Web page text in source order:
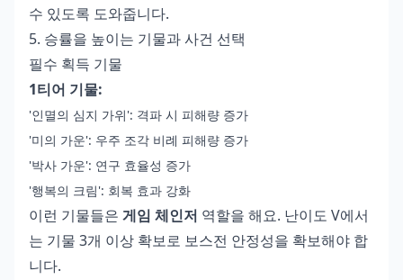
수 있도록 도와줍니다.
5. 승률을 높이는 기물과 사건 선택
필수 획득 기물
1티어 기물:
'인멸의 심지 가위': 격파 시 피해량 증가
'미의 가운': 우주 조각 비례 피해량 증가
'박사 가운': 연구 효율성 증가
'행복의 크림': 회복 효과 강화
이런 기물들은 게임 체인저 역할을 해요. 난이도 V에서
는 기물 3개 이상 확보로 보스전 안정성을 확보해야 합
니다.